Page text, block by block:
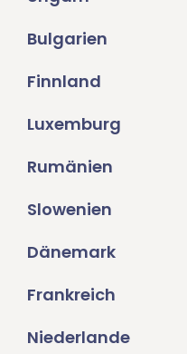
Bulgarien
Finnland
Luxemburg
Rumänien
Slowenien
Dänemark
Frankreich
Niederlande